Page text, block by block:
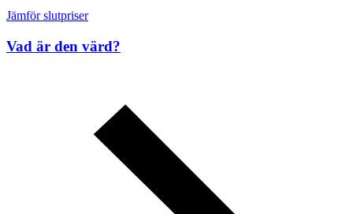
Jämför slutpriser
Vad är den värd?